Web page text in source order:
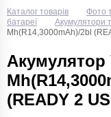
Каталог товарів Фото
батареї
Акумулятори
Mh(R14,3000mAh)/2bl
Акумулятор
(READY 2